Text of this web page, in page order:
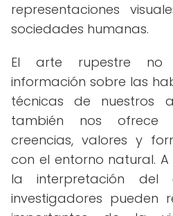
representaciones
sociedades humanas.
El arte rupestre no
información sobre las
técnicas de nuestros
también nos ofrece
creencias, valores y
con el entorno natural.
la interpretación del
investigadores pueden